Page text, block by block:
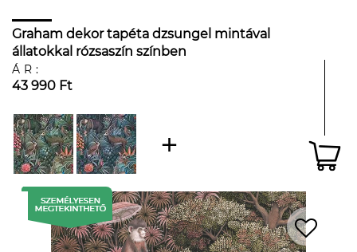
Graham dekor tapéta dzsungel mintával
állatokkal rózsaszín színben
ÁR:
43 990 Ft